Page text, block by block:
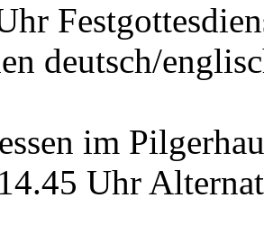
deutsch/
im
Uhr